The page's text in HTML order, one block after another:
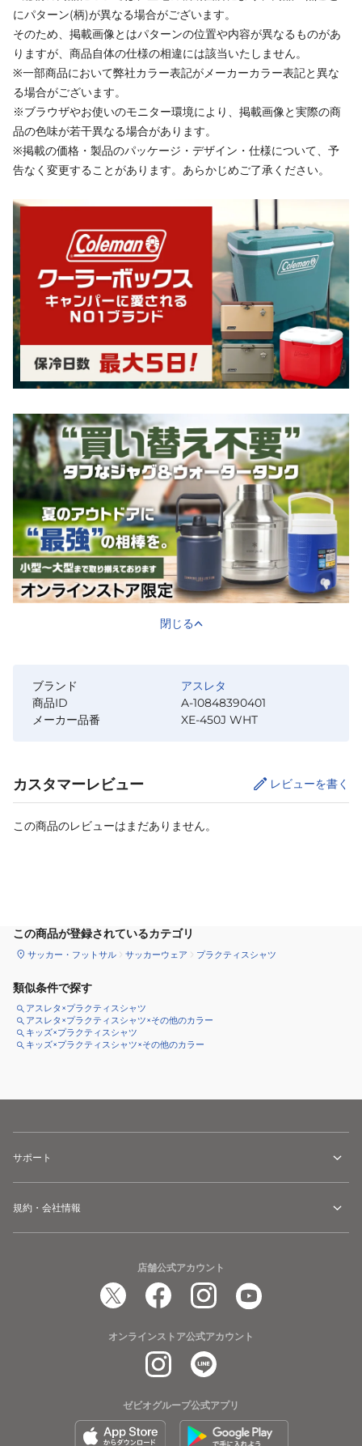
にパターン(柄)が異なる場合がございます。
そのため、掲載画像とはパターンの位置や内容が異なるものがあ
りますが、商品自体の仕様の相違には該当いたしません。
※一部商品において弊社カラー表記がメーカーカラー表記と異な
る場合がございます。
※ブラウザやお使いのモニター環境により、掲載画像と実際の商
品の色味が若干異なる場合があります。
※掲載の価格・製品のパッケージ・デザイン・仕様について、予
告なく変更することがあります。あらかじめご了承ください。
閉じる
ブランド
アスレタ
商品ID
A-10848390401
メーカー品番
XE-450J WHT
カスタマーレビュー レビューを書く
この商品のレビューはまだありません。
この商品が登録されているカテゴリ
サッカー・フットサル サッカーウェア プラクティスシャツ
類似条件で探す
アスレタ×プラクティスシャツ
アスレタ×プラクティスシャツ×その他のカラー
キッズ×プラクティスシャツ
キッズ×プラクティスシャツ×その他のカラー
サポート
規約・会社情報
店舗公式アカウント
オンラインストア公式アカウント
ゼビオグループ公式アプリ